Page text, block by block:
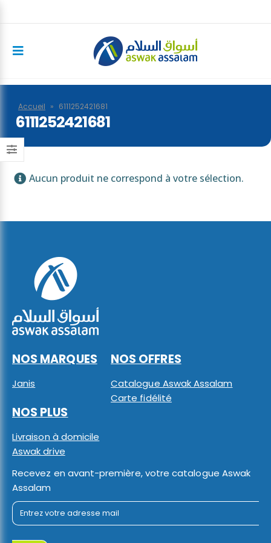
Accueil » 6111252421681
6111252421681
Aucun produit ne correspond à votre sélection.
NOS MARQUES
Janis
NOS OFFRES
Catalogue Aswak Assalam
Carte fidélité
NOS PLUS
Livraison à domicile
Aswak drive
Recevez en avant-première, votre catalogue Aswak
Assalam